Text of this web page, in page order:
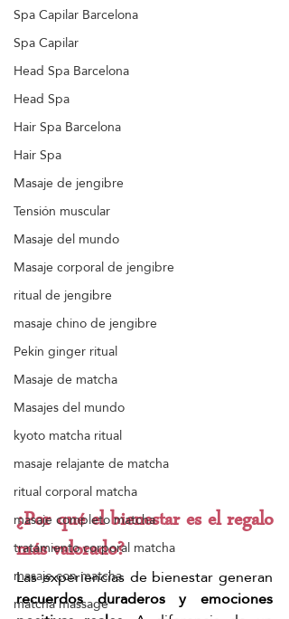
Spa Capilar Barcelona
Spa Capilar
Head Spa Barcelona
Head Spa
Hair Spa Barcelona
Hair Spa
Masaje de jengibre
Tensión muscular
Masaje del mundo
Masaje corporal de jengibre
ritual de jengibre
masaje chino de jengibre
Pekín ginger ritual
Masaje de matcha
Masajes del mundo
kyoto matcha ritual
masaje relajante de matcha
ritual corporal matcha
masaje completo matcha
tratamiento corporal matcha
masaje con matcha
matcha massage
¿Por qué el bienestar es el regalo
más valorado?
recuerdos duraderos y emociones